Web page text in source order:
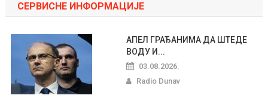
СЕРВИСНЕ ИНФОРМАЦИЈЕ
АПЕЛ ГРАЂАНИМА ДА ШТЕДЕ
ВОДУ И...
03.08.2026.
Radio Dunav